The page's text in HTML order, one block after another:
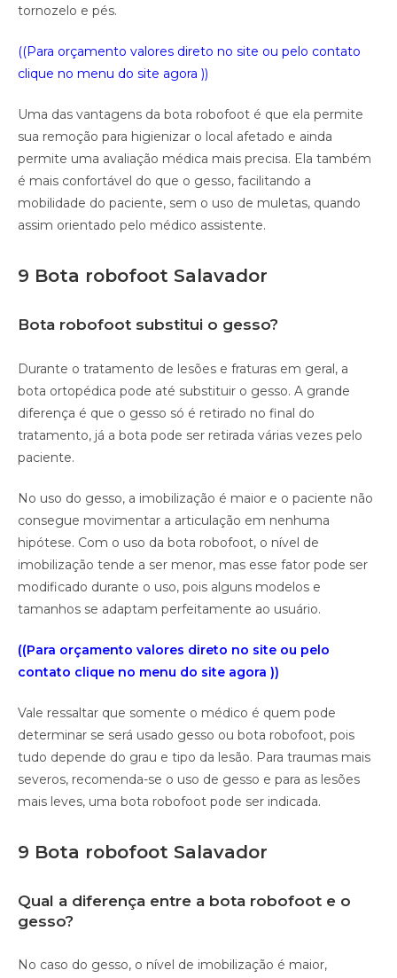
tornozelo e pés.
((Para orçamento valores direto no site ou pelo contato
clique no menu do site agora ))
Uma das vantagens da bota robofoot é que ela permite
sua remoção para higienizar o local afetado e ainda
permite uma avaliação médica mais precisa. Ela também
é mais confortável do que o gesso, facilitando a
mobilidade do paciente, sem o uso de muletas, quando
assim orientado pelo médico assistente.
9 Bota robofoot Salavador
Bota robofoot substitui o gesso?
Durante o tratamento de lesões e fraturas em geral, a
bota ortopédica pode até substituir o gesso. A grande
diferença é que o gesso só é retirado no final do
tratamento, já a bota pode ser retirada várias vezes pelo
paciente.
No uso do gesso, a imobilização é maior e o paciente não
consegue movimentar a articulação em nenhuma
hipótese. Com o uso da bota robofoot, o nível de
imobilização tende a ser menor, mas esse fator pode ser
modificado durante o uso, pois alguns modelos e
tamanhos se adaptam perfeitamente ao usuário.
((Para orçamento valores direto no site ou pelo
contato clique no menu do site agora ))
Vale ressaltar que somente o médico é quem pode
determinar se será usado gesso ou bota robofoot, pois
tudo depende do grau e tipo da lesão. Para traumas mais
severos, recomenda-se o uso de gesso e para as lesões
mais leves, uma bota robofoot pode ser indicada.
9 Bota robofoot Salavador
Qual a diferença entre a bota robofoot e o
gesso?
No caso do gesso, o nível de imobilização é maior,